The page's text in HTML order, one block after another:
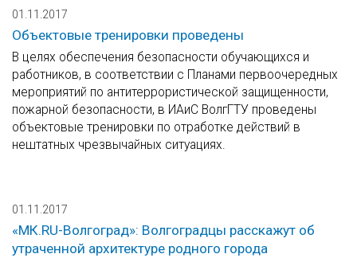
01.11.2017
Объектовые тренировки проведены
В целях обеспечения безопасности обучающихся и
работников, в соответствии с Планами первоочередных
мероприятий по антитеррористической защищенности,
пожарной безопасности, в ИАиС ВолгГТУ проведены
объектовые тренировки по отработке действий в
нештатных чрезвычайных ситуациях.
01.11.2017
«МК.RU-Волгоград»: Волгоградцы расскажут об
утраченной архитектуре родного города